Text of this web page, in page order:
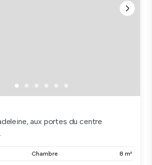
aux portes du centre
Chambre 8 m²